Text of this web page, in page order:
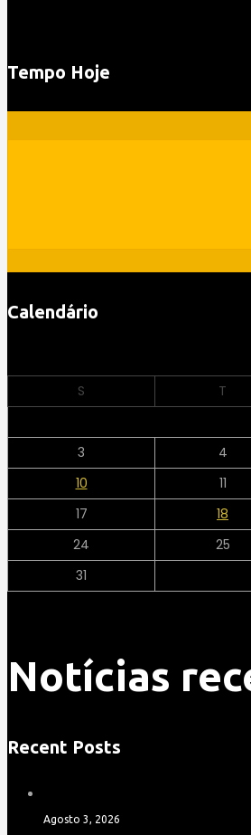
Tempo Hoje
Calendário
S
T
3
4
10
11
17
18
24
25
31
Notícias
Recent Posts
Agosto 3, 2026